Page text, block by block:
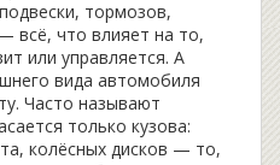
тормозов,
всё, что влияет на то,
или управляется. А
вида автомобиля
. Часто называют
только кузова:
колёсных дисков — то,